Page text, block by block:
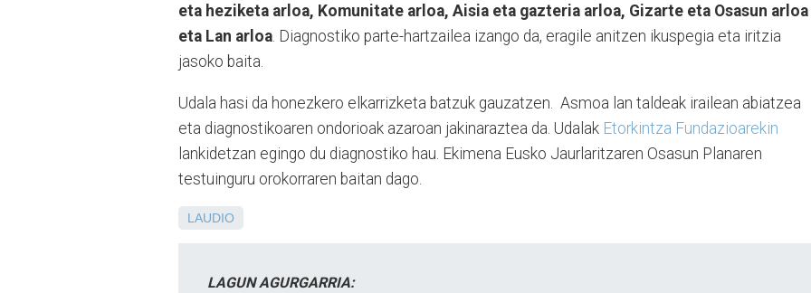
eta heziketa arloa, Komunitate arloa, Aisia eta gazteria arloa, Gizarte eta Osasun arloa
eta Lan arloa. Diagnostiko parte-hartzailea izango da, eragile anitzen ikuspegia eta iritzia
jasoko baita.
Udala hasi da honezkero elkarrizketa batzuk gauzatzen. Asmoa lan taldeak irailean abiatzea
eta diagnostikoaren ondorioak azaroan jakinaraztea da. Udalak Etorkintza Fundazioarekin
lankidetzan egingo du diagnostiko hau. Ekimena Eusko Jaurlaritzaren Osasun Planaren
testuinguru orokorraren baitan dago.
LAUDIO
LAGUN AGURGARRIA: